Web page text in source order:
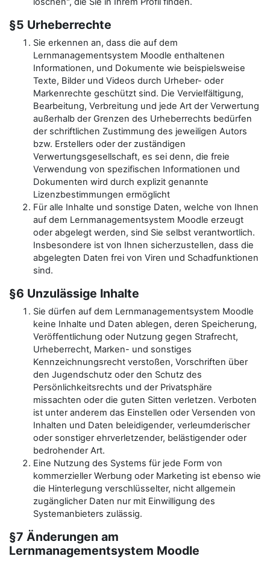
§5 Urheberrechte
Sie erkennen an, dass die auf dem
Lernmanagementsystem Moodle enthaltenen
Informationen, und Dokumente wie beispielsweise
Texte, Bilder und Videos durch Urheber- oder
Markenrechte geschützt sind. Die Vervielfältigung,
Bearbeitung, Verbreitung und jede Art der Verwertung
außerhalb der Grenzen des Urheberrechts bedürfen
der schriftlichen Zustimmung des jeweiligen Autors
bzw. Erstellers oder der zuständigen
Verwertungsgesellschaft, es sei denn, die freie
Verwendung von spezifischen Informationen und
Dokumenten wird durch explizit genannte
Lizenzbestimmungen ermöglicht
Für alle Inhalte und sonstige Daten, welche von Ihnen
auf dem Lernmanagementsystem Moodle erzeugt
oder abgelegt werden, sind Sie selbst verantwortlich.
Insbesondere ist von Ihnen sicherzustellen, dass die
abgelegten Daten frei von Viren und Schadfunktionen
sind.
§6 Unzulässige Inhalte
Sie dürfen auf dem Lernmanagementsystem Moodle
keine Inhalte und Daten ablegen, deren Speicherung,
Veröffentlichung oder Nutzung gegen Strafrecht,
Urheberrecht, Marken- und sonstiges
Kennzeichnungsrecht verstoßen, Vorschriften über
den Jugendschutz oder den Schutz des
Persönlichkeitsrechts und der Privatsphäre
missachten oder die guten Sitten verletzen. Verboten
ist unter anderem das Einstellen oder Versenden von
Inhalten und Daten beleidigender, verleumderischer
oder sonstiger ehrverletzender, belästigender oder
bedrohender Art.
Eine Nutzung des Systems für jede Form von
kommerzieller Werbung oder Marketing ist ebenso wie
die Hinterlegung verschlüsselter, nicht allgemein
zugänglicher Daten nur mit Einwilligung des
Systemanbieters zulässig.
§7 Änderungen am
Lernmanagementsystem Moodle